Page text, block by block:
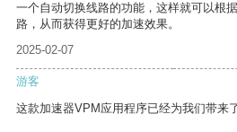
一个自动切换线路的功能，这样就可以根
路，从而获得更好的加速效果。
2025-02-07
游客
这款加速器VPM应用程序已经为我们带来